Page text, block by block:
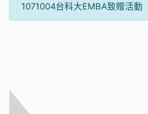
1071004台科大EMBA致贈活動